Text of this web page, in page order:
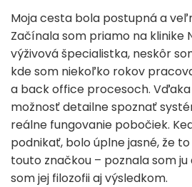
Moja cesta bola postupná a
Začínala som priamo na klinike
výživová špecialistka, neskôr
kde som niekoľko rokov
a back office procesoch.
možnosť detailne spoznať
reálne fungovanie pobočiek.
podnikať, bolo úplne jasné, že
touto značkou – poznala som
som jej filozofii aj výsledkom.